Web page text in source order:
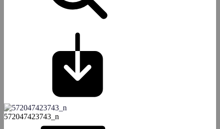
572047423743_n